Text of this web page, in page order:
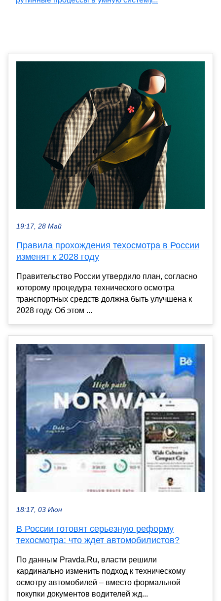
19:17, 28 Май
Правила прохождения техосмотра в России
изменят к 2028 году
Правительство России утвердило план, согласно
которому процедура технического осмотра
транспортных средств должна быть улучшена к
2028 году. Об этом ...
18:17, 03 Июн
В России готовят серьезную реформу
техосмотра: что ждет автомобилистов?
По данным Pravda.Ru, власти решили
кардинально изменить подход к техническому
осмотру автомобилей – вместо формальной
покупки документов водителей жд...